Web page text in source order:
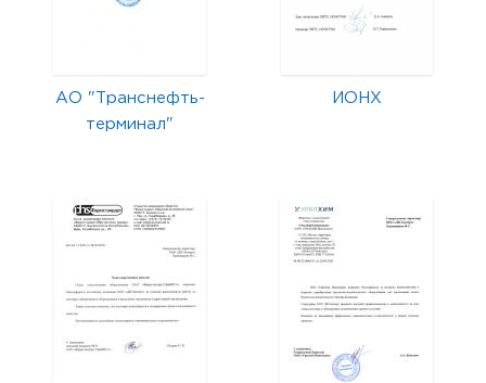
АО "Транснефть-
терминал"
ИОНХ